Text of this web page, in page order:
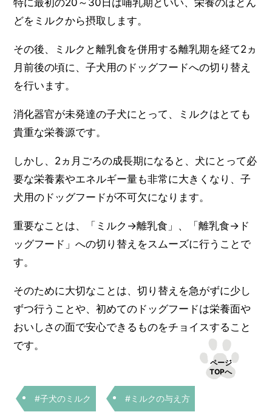
どをミルクから摂取します。
その後、ミルクと離乳食を併用する離乳期を経て2ヵ
月前後の頃に、子犬用のドッグフードへの切り替え
を行います。
消化器官が未発達の子犬にとって、ミルクはとても
貴重な栄養源です。
しかし、2ヵ月ごろの成長期になると、犬にとって必
要な栄養素やエネルギー量も非常に大きくなり、子
犬用のドッグフードが不可欠になります。
重要なことは、「ミルク→離乳食」、「離乳食→ド
ッグフード」への切り替えをスムーズに行うことで
す。
そのために大切なことは、切り替えを急がずに少し
ずつ行うことや、初めてのドッグフードは栄養面や
おいしさの面で安心できるものをチョイスすること
です。
#子犬のミルク #ミルクの与え方
ページ
TOPへ